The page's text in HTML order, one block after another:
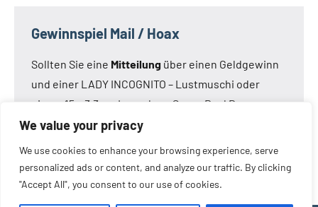
We value your privacy
We use cookies to enhance your browsing experience, serve
personalized ads or content, and analyze our traffic. By clicking
"Accept All", you consent to our use of cookies.
Gewinnspiel Mail / Hoax
Sollten Sie eine Mitteilung über einen Geldgewinn
und einer LADY INCOGNITO – Lustmuschi oder
einem 15 x 3,3 cm Loveclone Super Real Dong –
oder was immer den Kameraden noch einfällt –
Mail ist eine Fälschung.